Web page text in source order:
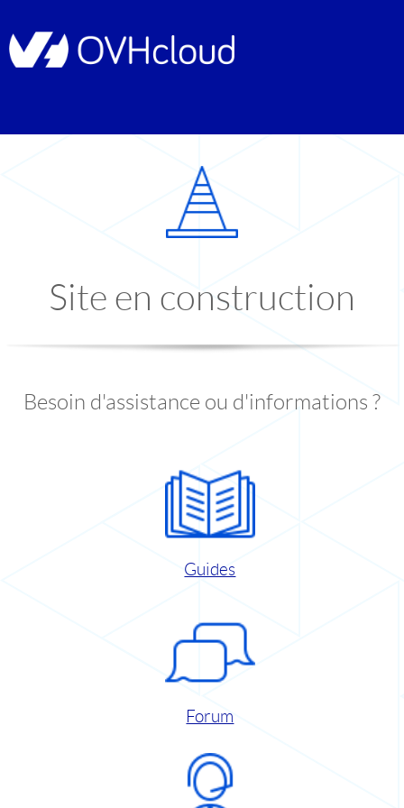
Site en construction
Besoin d'assistance ou d'informations ?
Guides
Forum